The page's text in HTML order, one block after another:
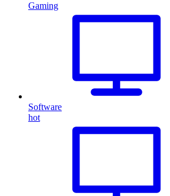
Gaming
Software
hot